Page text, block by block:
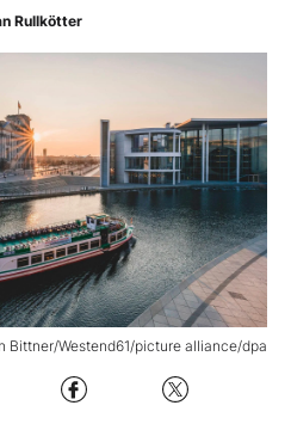
Rullkötter
Bittner/Westend61/picture alliance/dpa